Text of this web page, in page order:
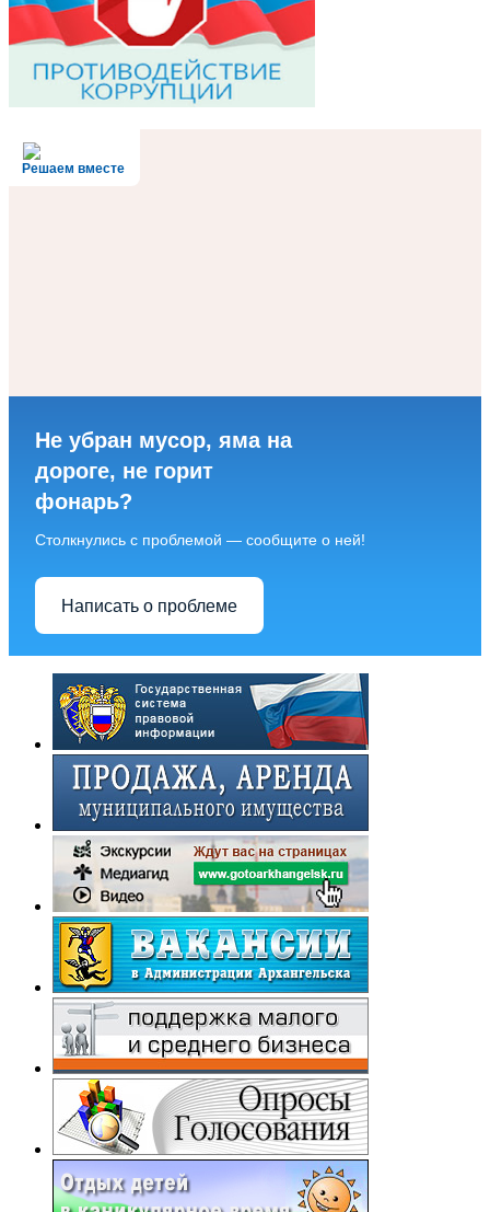
Решаем вместе
Не убран мусор, яма на
дороге, не горит
фонарь?
Столкнулись с проблемой — сообщите о ней!
Написать о проблеме